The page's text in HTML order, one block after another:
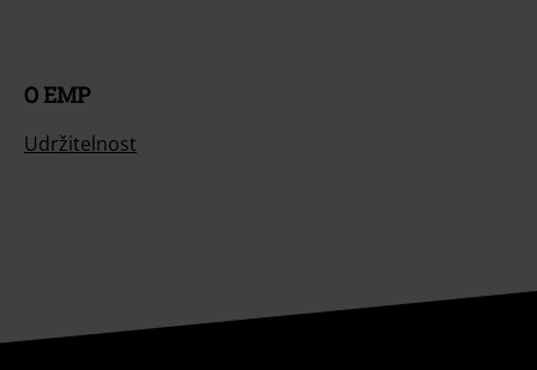
O EMP
Udržitelnost